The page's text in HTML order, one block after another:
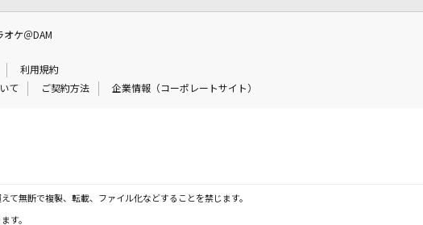
オケ＠DAM
利用規約
て ご契約方法 企業情報（コーポレートサイト）
無断で複製、転載、ファイル化などすることを禁じます。
す。